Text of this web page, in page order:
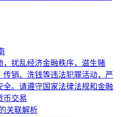
，扰乱经济金融秩序，滋生赌
传销、洗钱等违法犯罪活动，严
全。请遵守国家法律法规和金融
币交易
关联解析